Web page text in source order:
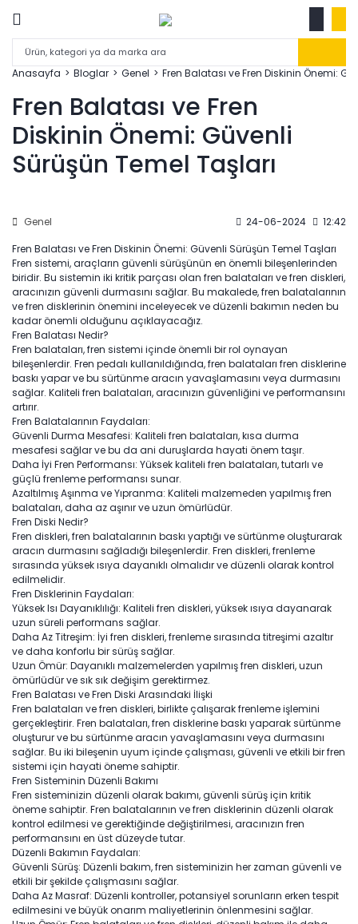
Anasayfa Bloglar Genel Fren Balatası ve Fren Diskinin Önemi:
Fren Balatası ve Fren
Diskinin Önemi: Güvenli
Sürüşün Temel Taşları
Genel 24-06-2024
12:42
Fren Balatası ve Fren Diskinin Önemi: Güvenli Sürüşün Temel Taşları
Fren sistemi, araçların güvenli sürüşünün en önemli bileşenlerinden
biridir. Bu sistemin iki kritik parçası olan fren balataları ve fren diskleri,
aracınızın güvenli durmasını sağlar. Bu makalede, fren balatalarının
ve fren disklerinin önemini inceleyecek ve düzenli bakımın neden bu
kadar önemli olduğunu açıklayacağız.
Fren Balatası Nedir?
Fren balataları, fren sistemi içinde önemli bir rol oynayan
bileşenlerdir. Fren pedalı kullanıldığında, fren balataları fren disklerine
baskı yapar ve bu sürtünme aracın yavaşlamasını veya durmasını
sağlar. Kaliteli fren balataları, aracınızın güvenliğini ve performansını
artırır.
Fren Balatalarının Faydaları:
Güvenli Durma Mesafesi: Kaliteli fren balataları, kısa durma
mesafesi sağlar ve bu da ani duruşlarda hayati önem taşır.
Daha İyi Fren Performansı: Yüksek kaliteli fren balataları, tutarlı ve
güçlü frenleme performansı sunar.
Azaltılmış Aşınma ve Yıpranma: Kaliteli malzemeden yapılmış fren
balataları, daha az aşınır ve uzun ömürlüdür.
Fren Diski Nedir?
Fren diskleri, fren balatalarının baskı yaptığı ve sürtünme oluşturarak
aracın durmasını sağladığı bileşenlerdir. Fren diskleri, frenleme
sırasında yüksek ısıya dayanıklı olmalıdır ve düzenli olarak kontrol
edilmelidir.
Fren Disklerinin Faydaları:
Yüksek Isı Dayanıklılığı: Kaliteli fren diskleri, yüksek ısıya dayanarak
uzun süreli performans sağlar.
Daha Az Titreşim: İyi fren diskleri, frenleme sırasında titreşimi azaltır
ve daha konforlu bir sürüş sağlar.
Uzun Ömür: Dayanıklı malzemelerden yapılmış fren diskleri, uzun
ömürlüdür ve sık sık değişim gerektirmez.
Fren Balatası ve Fren Diski Arasındaki İlişki
Fren balataları ve fren diskleri, birlikte çalışarak frenleme işlemini
gerçekleştirir. Fren balataları, fren disklerine baskı yaparak sürtünme
oluşturur ve bu sürtünme aracın yavaşlamasını veya durmasını
sağlar. Bu iki bileşenin uyum içinde çalışması, güvenli ve etkili bir fren
sistemi için hayati öneme sahiptir.
Fren Sisteminin Düzenli Bakımı
Fren sisteminizin düzenli olarak bakımı, güvenli sürüş için kritik
öneme sahiptir. Fren balatalarının ve fren disklerinin düzenli olarak
kontrol edilmesi ve gerektiğinde değiştirilmesi, aracınızın fren
performansını en üst düzeyde tutar.
Düzenli Bakımın Faydaları:
Güvenli Sürüş: Düzenli bakım, fren sisteminizin her zaman güvenli ve
etkili bir şekilde çalışmasını sağlar.
Daha Az Masraf: Düzenli kontroller, potansiyel sorunların erken tespit
edilmesini ve büyük onarım maliyetlerinin önlenmesini sağlar.